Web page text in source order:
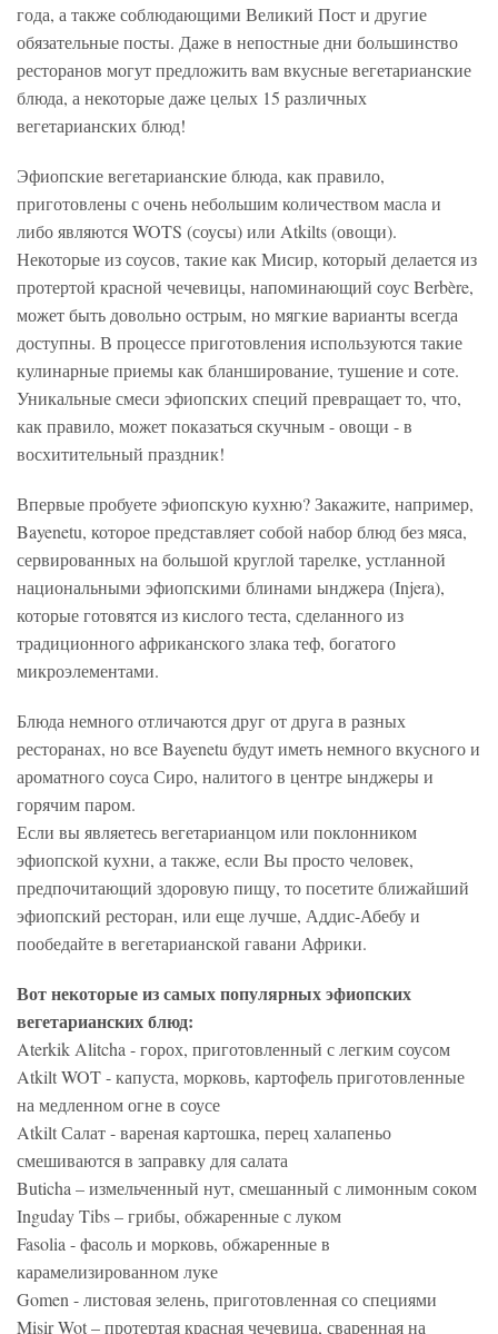
года, а также соблюдающими Великий Пост и другие
обязательные посты. Даже в непостные дни большинство
ресторанов могут предложить вам вкусные вегетарианские
блюда, а некоторые даже целых 15 различных
вегетарианских блюд!
Эфиопские вегетарианские блюда, как правило,
приготовлены с очень небольшим количеством масла и
либо являются WOTS (соусы) или Atkilts (овощи).
Некоторые из соусов, такие как Мисир, который делается из
протертой красной чечевицы, напоминающий соус Berbère,
может быть довольно острым, но мягкие варианты всегда
доступны. В процессе приготовления используются такие
кулинарные приемы как бланширование, тушение и соте.
Уникальные смеси эфиопских специй превращает то, что,
как правило, может показаться скучным - овощи - в
восхитительный праздник!
Впервые пробуете эфиопскую кухню? Закажите, например,
Bayenetu, которое представляет собой набор блюд без мяса,
сервированных на большой круглой тарелке, устланной
национальными эфиопскими блинами ынджера (Injera),
которые готовятся из кислого теста, сделанного из
традиционного африканского злака теф, богатого
микроэлементами.
Блюда немного отличаются друг от друга в разных
ресторанах, но все Bayenetu будут иметь немного вкусного и
ароматного соуса Сиро, налитого в центре ынджеры и
горячим паром.
Если вы являетесь вегетарианцом или поклонником
эфиопской кухни, а также, если Вы просто человек,
предпочитающий здоровую пищу, то посетите ближайший
эфиопский ресторан, или еще лучше, Аддис-Абебу и
пообедайте в вегетарианской гавани Африки.
Вот некоторые из самых популярных эфиопских
вегетарианских блюд:
Aterkik Alitcha - горох, приготовленный с легким соусом
Atkilt WOT - капуста, морковь, картофель приготовленные
на медленном огне в соусе
Atkilt Салат - вареная картошка, перец халапеньо
смешиваются в заправку для салата
Buticha – измельченный нут, смешанный с лимонным соком
Inguday Tibs – грибы, обжаренные с луком
Fasolia - фасоль и морковь, обжаренные в
карамелизированном луке
Gomen - листовая зелень, приготовленная со специями
Misir Wot – протертая красная чечевица, сваренная на